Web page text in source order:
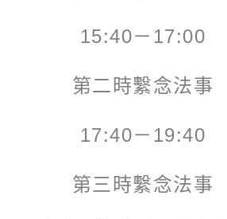
15:40－17:00
第二時繫念法事
17:40－19:40
第三時繫念法事